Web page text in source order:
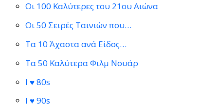
Οι 100 Καλύτερες του 21ου Αιώνα
Οι 50 Σειρές Ταινιών που…
Τα 10 Άχαστα ανά Είδος…
Τα 50 Καλύτερα Φιλμ Νουάρ
I ♥ 80s
I ♥ 90s